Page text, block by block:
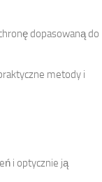
dopasowaną do
metody i
i optycznie ją